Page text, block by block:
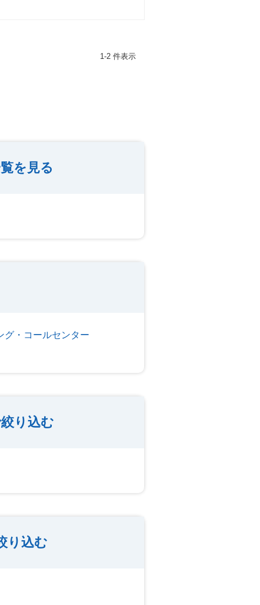
1-2 件表示
を見る
グ・コールセンター
り込む
り込む